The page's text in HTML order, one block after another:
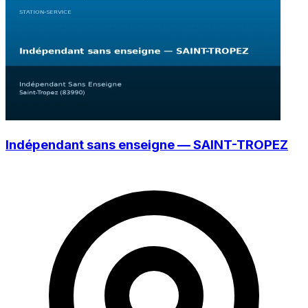
Indépendant sans enseigne — SAINT-TROPEZ